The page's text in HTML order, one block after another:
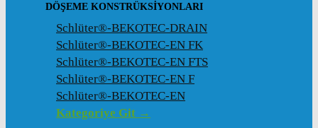
DÖŞEME KONSTRÜKSIYONLARI
Schlüter®-BEKOTEC-DRAIN
Schlüter®-BEKOTEC-EN FK
Schlüter®-BEKOTEC-EN FTS
Schlüter®-BEKOTEC-EN F
Schlüter®-BEKOTEC-EN
Kategoriye Git →